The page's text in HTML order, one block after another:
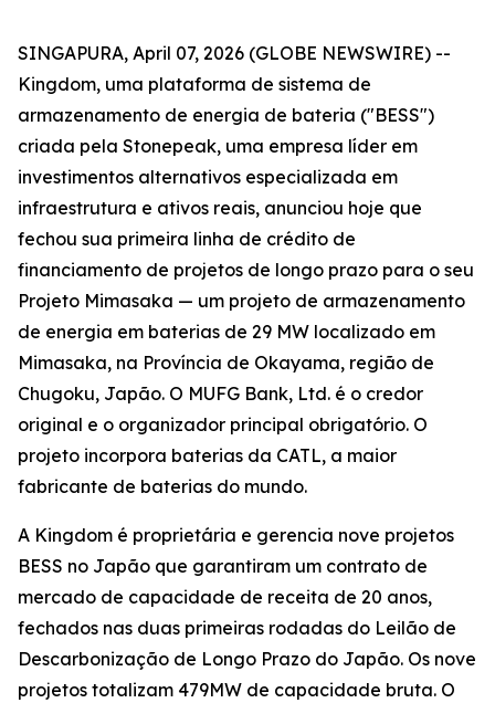
SINGAPURA, April 07, 2026 (GLOBE NEWSWIRE) --
Kingdom, uma plataforma de sistema de
armazenamento de energia de bateria ("BESS")
criada pela Stonepeak, uma empresa líder em
investimentos alternativos especializada em
infraestrutura e ativos reais, anunciou hoje que
fechou sua primeira linha de crédito de
financiamento de projetos de longo prazo para o seu
Projeto Mimasaka — um projeto de armazenamento
de energia em baterias de 29 MW localizado em
Mimasaka, na Província de Okayama, região de
Chugoku, Japão. O MUFG Bank, Ltd. é o credor
original e o organizador principal obrigatório. O
projeto incorpora baterias da CATL, a maior
fabricante de baterias do mundo.
A Kingdom é proprietária e gerencia nove projetos
BESS no Japão que garantiram um contrato de
mercado de capacidade de receita de 20 anos,
fechados nas duas primeiras rodadas do Leilão de
Descarbonização de Longo Prazo do Japão. Os nove
projetos totalizam 479MW de capacidade bruta. O